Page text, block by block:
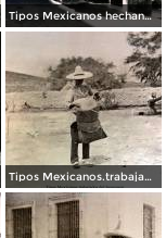
Tipos Mexicanos hechando tortillas.
Tipos Mexicanos.trabajador del henequen